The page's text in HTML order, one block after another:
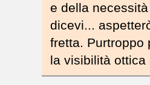
e della
dicevi...
fretta. Purtroppo
la visibilità